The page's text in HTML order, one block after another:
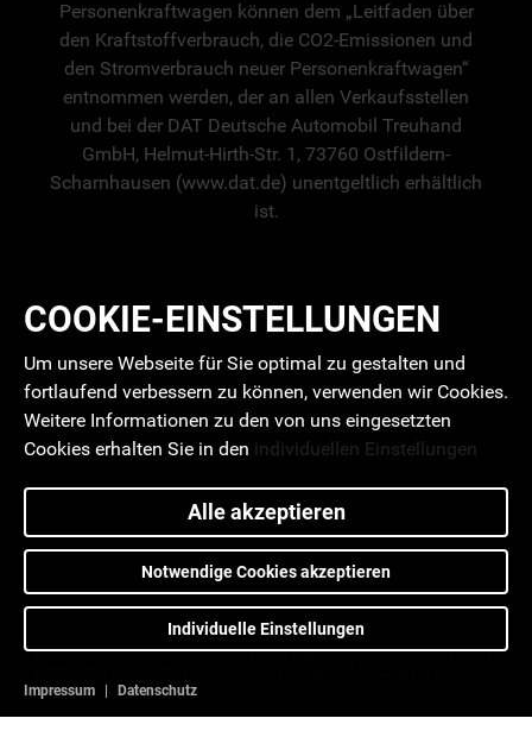
Verbrauchs- und Emissionswerte aller Fahrzeuge auf dieser Seite*;
Kombinierter Verbrauch: 19,7-12,7 l/100km (NEDC), 19,5-12,7 l/100km (WLTP);
CO₂-Klasse: G
Personenkraftwagen können dem „Leitfaden über
den Kraftstoffverbrauch, die CO2-Emissionen und
den Stromverbrauch neuer Personenkraftwagen“
entnommen werden, der an allen Verkaufsstellen
und bei der DAT Deutsche Automobil Treuhand
GmbH, Helmut-Hirth-Str. 1, 73760 Ostfildern-
Scharnhausen (www.dat.de) unentgeltlich erhältlich
ist.
COOKIE-EINSTELLUNGEN
Um unsere Webseite für Sie optimal zu gestalten und
fortlaufend verbessern zu können, verwenden wir Cookies.
Weitere Informationen zu den von uns eingesetzten
Cookies erhalten Sie in den individuellen Einstellungen
Alle akzeptieren
Notwendige Cookies akzeptieren
Impressum Datenschutz
Individuelle Einstellungen